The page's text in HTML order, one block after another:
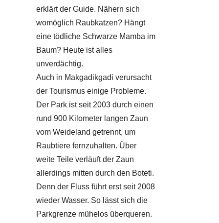
erklärt der Guide. Nähern sich
womöglich Raubkatzen? Hängt
eine tödliche Schwarze Mamba im
Baum? Heute ist alles
unverdächtig.
Auch in Makgadikgadi verursacht
der Tourismus einige Probleme.
Der Park ist seit 2003 durch einen
rund 900 Kilometer langen Zaun
vom Weideland getrennt, um
Raubtiere fernzuhalten. Über
weite Teile verläuft der Zaun
allerdings mitten durch den Boteti.
Denn der Fluss führt erst seit 2008
wieder Wasser. So lässt sich die
Parkgrenze mühelos überqueren.